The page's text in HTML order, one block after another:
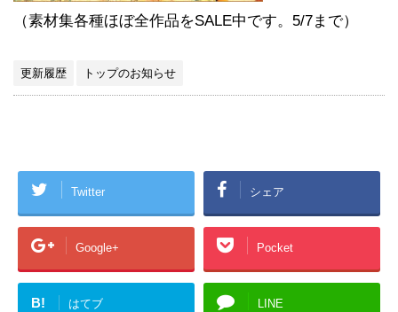
（素材集各種ほぼ全作品をSALE中です。5/7まで）
更新履歴 トップのお知らせ
Twitter シェア
Google+ Pocket
B! はてブ LINE